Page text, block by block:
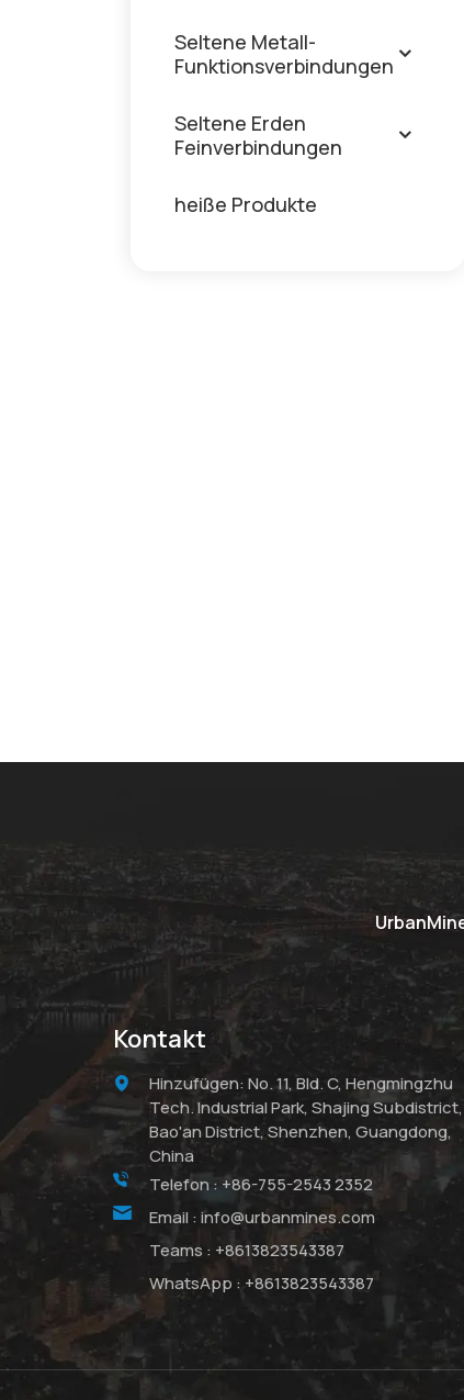
Seltene Metall-
Funktionsverbindungen
Seltene Erden
Feinverbindungen
heiße Produkte
Kontakt
Hinzufügen: No. 11, Bld. C, Hengmingzhu
Tech. Industrial Park, Shajing Subdistrict,
Bao'an District, Shenzhen, Guangdong,
China
Telefon : +86-755-2543 2352
Email : info@urbanmines.com
Teams : +8613823543387
WhatsApp : +8613823543387